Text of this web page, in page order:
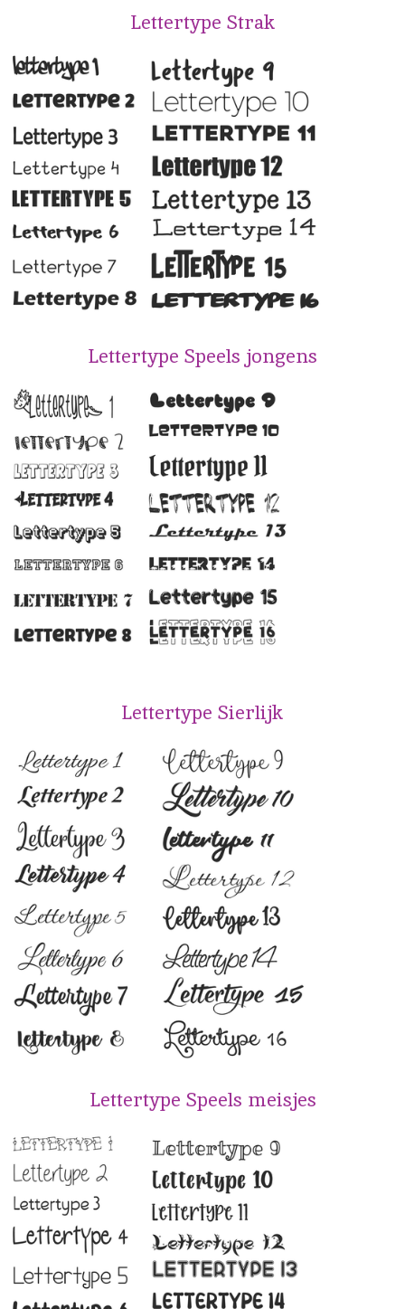
Lettertype Strak
Lettertype Speels jongens
Lettertype Sierlijk
Lettertype Speels meisjes